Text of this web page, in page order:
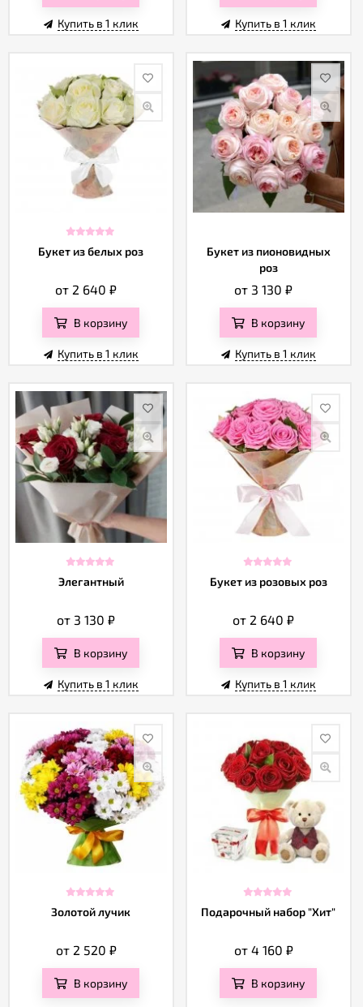
Купить в 1 клик Купить в 1 клик
Букет из белых роз
от 2 640₽
В корзину
Купить в 1 клик
Букет из пионовидных
роз
от 3 130₽
В корзину
Купить в 1 клик
Элегантный
от 3 130₽
В корзину
Купить в 1 клик
Букет из розовых роз
от 2 640₽
В корзину
Купить в 1 клик
Золотой лучик
от 2 520 ₽
В корзину
Подарочный набор "Хит"
от 4 160 ₽
В корзину